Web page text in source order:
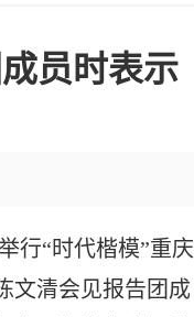
员时表示
行“时代楷模”重庆
文清会见报告团成